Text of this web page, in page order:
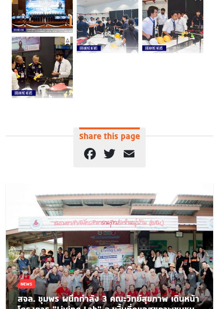
Share this page
Facebook
Twitter
NEWS
สจล. ชุมพร ผนึกกำลัง 3 คณะวิทย์สุขภาพ เดินหน้า